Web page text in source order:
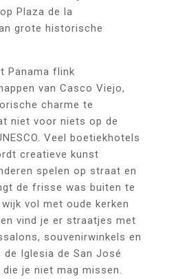
Plaza de la
grote historische
Panama flink
van Casco Viejo,
charme te
niet voor niets op de
Veel boetiekhotels
creatieve kunst
spelen op straat en
de frisse was buiten te
vol met oude kerken
vind je er straatjes met
souvenirwinkels en
Iglesia de San José
je niet mag missen.